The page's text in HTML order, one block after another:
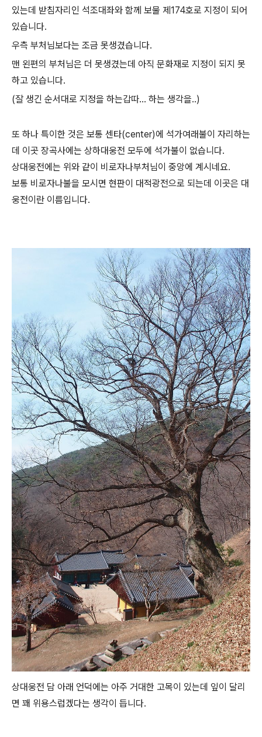
있는데 받침자리인 석조대좌와 함께 보물 제174호로 지정이 되어
있습니다.
우측 부처님보다는 조금 못생겼습니다.
맨 왼편의 부처님은 더 못생겼는데 아직 문화재로 지정이 되지 못
하고 있습니다.
(잘 생긴 순서대로 지정을 하는갑따... 하는 생각을..)
또 하나 특이한 것은 보통 센타(center)에 석가여래불이 자리하는
데 이곳 장곡사에는 상하대웅전 모두에 석가불이 없습니다.
상대웅전에는 위와 같이 비로자나부처님이 중앙에 계시네요.
보통 비로자나불을 모시면 현판이 대적광전으로 되는데 이곳은 대
웅전이란 이름입니다.
상대웅전 담 아래 언덕에는 아주 거대한 고목이 있는데 잎이 달리
면 꽤 위용스럽겠다는 생각이 듭니다.